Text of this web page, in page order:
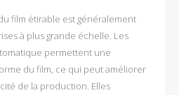
film étirable est généralement
à plus grande échelle. Les
permettent une
du film, ce qui peut améliorer
de la production. Elles